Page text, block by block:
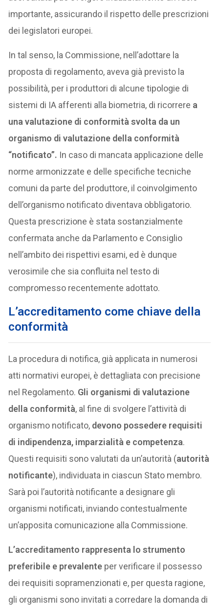
importante, assicurando il rispetto delle prescrizioni
dei legislatori europei.
In tal senso, la Commissione, nell’adottare la
proposta di regolamento, aveva già previsto la
possibilità, per i produttori di alcune tipologie di
sistemi di IA afferenti alla biometria, di ricorrere a
una valutazione di conformità svolta da un
organismo di valutazione della conformità
“notificato”. In caso di mancata applicazione delle
norme armonizzate e delle specifiche tecniche
comuni da parte del produttore, il coinvolgimento
dell’organismo notificato diventava obbligatorio.
Questa prescrizione è stata sostanzialmente
confermata anche da Parlamento e Consiglio
nell’ambito dei rispettivi esami, ed è dunque
verosimile che sia confluita nel testo di
compromesso recentemente adottato.
L’accreditamento come chiave della
conformità
La procedura di notifica, già applicata in numerosi
atti normativi europei, è dettagliata con precisione
nel Regolamento. Gli organismi di valutazione
della conformità, al fine di svolgere l’attività di
organismo notificato, devono possedere requisiti
di indipendenza, imparzialità e competenza.
Questi requisiti sono valutati da un’autorità (autorità
notificante), individuata in ciascun Stato membro.
Sarà poi l’autorità notificante a designare gli
organismi notificati, inviando contestualmente
un’apposita comunicazione alla Commissione.
L’accreditamento rappresenta lo strumento
preferibile e prevalente per verificare il possesso
dei requisiti sopramenzionati e, per questa ragione,
gli organismi sono invitati a corredare la domanda di